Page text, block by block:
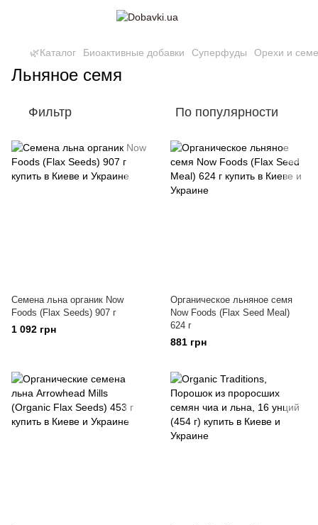
🌿Каталог Биоактивные добавки Суперфуды Орехи и
Льняное семя
Фильтр По популярности
Семена льна органик Now
Foods (Flax Seeds) 907 г
1 092 грн
Органическое льняное семя
Now Foods (Flax Seed Meal)
624 г
881 грн